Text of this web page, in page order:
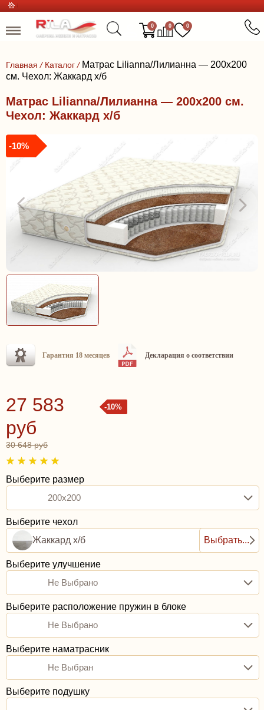
0 0 0
Главная / Каталог / Матрас Lilianna/Лилианна — 200x200
см. Чехол: Жаккард х/б
Матрас Lilianna/Лилианна — 200x200 см.
Чехол: Жаккард х/б
-10%
Гарантия 18 месяцев Декларация о соответствии
-10%
27 583
руб
30 648 руб
Выберите размер
200x200
Выберите чехол
Жаккард х/б
Выбрать...
Выберите улучшение
Не Выбрано
Выберите расположение пружин в блоке
Не Выбрано
Выберите наматрасник
Не Выбран
Выберите подушку